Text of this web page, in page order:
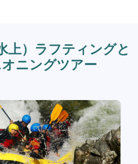
上）ラフティングと
ニングツアー